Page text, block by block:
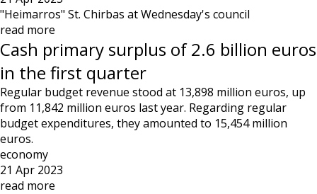
"Heimarros" St. Chirbas at Wednesday's council
read more
Cash primary surplus of 2.6 billion euros
in the first quarter
Regular budget revenue stood at 13,898 million euros, up
from 11,842 million euros last year. Regarding regular
budget expenditures, they amounted to 15,454 million
euros.
economy
21 Apr 2023
read more